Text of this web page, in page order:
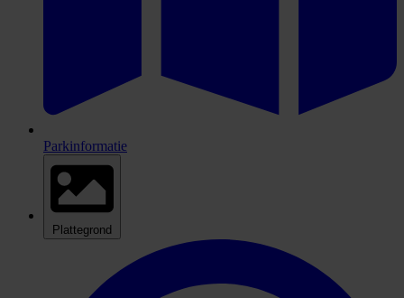
Parkinformatie
Plattegrond